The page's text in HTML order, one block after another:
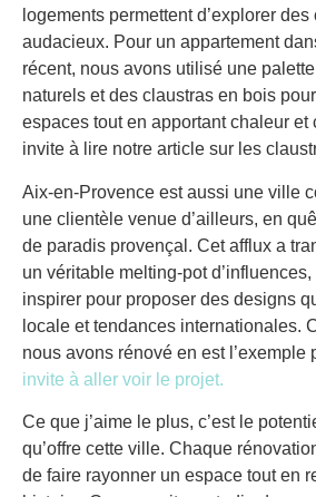
logements permettent d’explorer
audacieux. Pour un appartement
récent, nous avons utilisé une
naturels et des claustras en bois
espaces tout en apportant chaleur et
invite à lire notre article sur les
Aix-en-Provence est aussi une ville
une clientèle venue d’ailleurs, en
de paradis provençal. Cet afflux a
un véritable melting-pot d’influences,
inspirer pour proposer des designs
locale et tendances internationales.
nous avons rénové en est l’exemple
invite à aller voir le projet.
Ce que j’aime le plus, c’est le
qu’offre cette ville. Chaque
de faire rayonner un espace tout en